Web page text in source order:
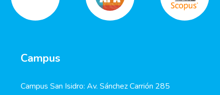
Campus
Campus San Isidro: Av. Sánchez Carrión 285